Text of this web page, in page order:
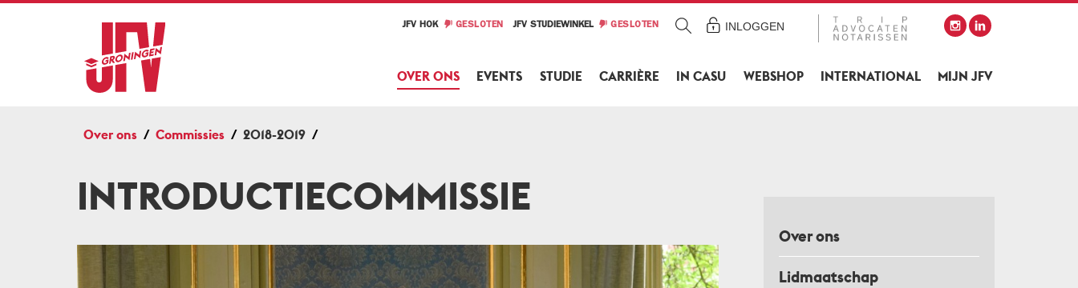
OVER ONS EVENTS STUDIE CARRIÈRE IN CASU WEBSHOP INTERNATIONAL MIJN JFV
JFV HOK GESLOTEN JFV STUDIEWINKEL GESLOTEN INLOGGEN
Over ons Commissies 2018-2019
Over ons
Lidmaatschap
INTRODUCTIECOMMISSIE